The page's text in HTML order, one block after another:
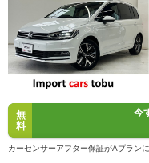
無
料
今
カーセンサーアフター保証がAプラン